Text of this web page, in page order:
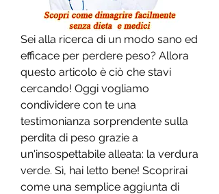
Sei alla ricerca di un modo sano ed
efficace per perdere peso? Allora
questo articolo è ciò che stavi
cercando! Oggi vogliamo
condividere con te una
testimonianza sorprendente sulla
perdita di peso grazie a
un'insospettabile alleata: la verdura
verde. Sì, hai letto bene! Scoprirai
come una semplice aggiunta di